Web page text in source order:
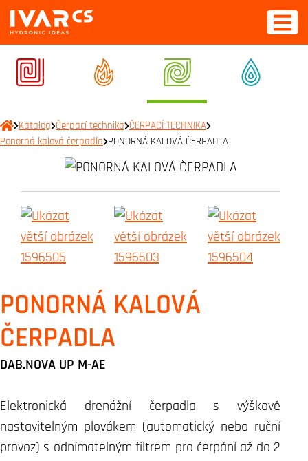
Katalog Čerpací technika ČERPACÍ TECHNIKA
Ponorná kalová čerpadla PONORNÁ KALOVÁ ČERPADLA
PONORNÁ KALOVÁ
ČERPADLA
DAB.NOVA UP M-AE
Elektronická drenážní čerpadla s výškově
nastavitelným plovákem (automatický nebo ruční
provoz) s odnímatelným filtrem pro čerpání až do 2